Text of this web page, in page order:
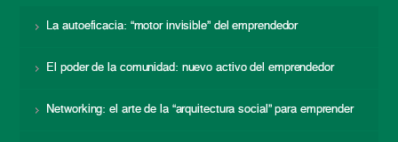
La autoeficacia: “motor invisible” del emprendedor
El poder de la comunidad: nuevo activo del emprendedor
Networking: el arte de la “arquitectura social” para emprender